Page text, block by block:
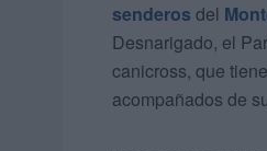
senderos del
Desnarigado, el
canicross, que
acompañados de